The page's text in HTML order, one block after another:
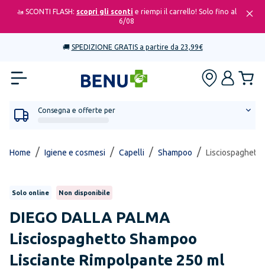
🚤 SCONTI FLASH: scopri gli sconti e riempi il carrello! Solo fino al
6/08
🚚 SPEDIZIONE GRATIS a partire da 23,99€
Consegna e offerte per
Home / Igiene e cosmesi / Capelli / Shampoo /
Solo online Non disponibile
DIEGO DALLA PALMA
Lisciospaghetto Shampoo
Lisciante Rimpolpante 250 ml